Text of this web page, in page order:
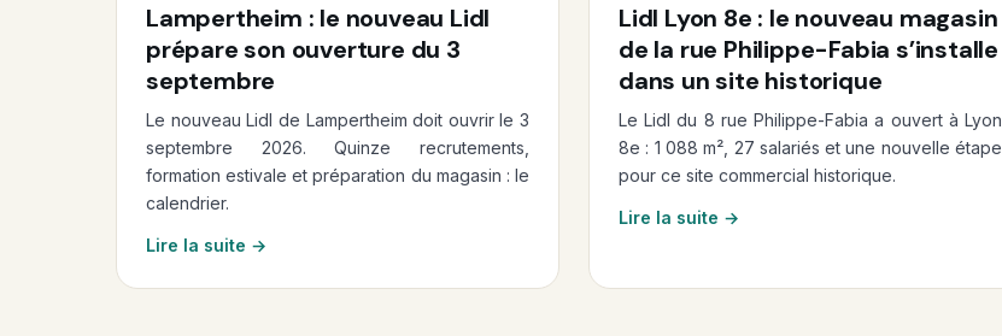
Lampertheim : le nouveau Lidl
prépare son ouverture du 3
septembre
Le nouveau Lidl de Lampertheim doit ouvrir le 3
septembre 2026. Quinze recrutements,
formation estivale et préparation du magasin : le
calendrier.
Lire la suite →
Lidl Lyon 8e : le nouveau magasin
de la rue Philippe-Fabia s’installe
dans un site historique
Le Lidl du 8 rue Philippe-Fabia a ouvert à Lyon
8e : 1 088 m², 27 salariés et une nouvelle étape
pour ce site commercial historique.
Lire la suite →